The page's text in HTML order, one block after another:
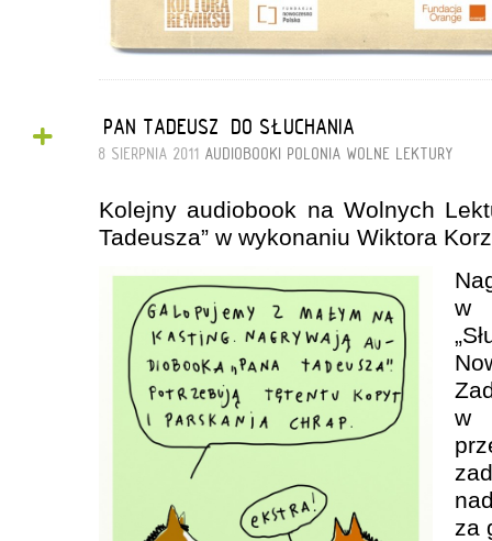
+ „PAN TADEUSZ” DO SŁUCHANIA
8 SIERPNIA 2011 AUDIOBOOKI POLONIA WOLNE LEKTURY
Kolejny audiobook na Wolnych
Tadeusza” w wykonaniu Wiktora
w
w
za